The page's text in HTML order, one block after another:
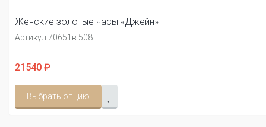
Женские золотые часы «Джейн»
Артикул:70651в.508
21540 ₽
Выбрать опцию